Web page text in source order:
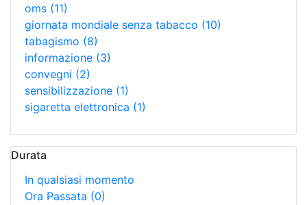
oms (11)
giornata mondiale senza tabacco (10)
tabagismo (8)
informazione (3)
convegni (2)
sensibilizzazione (1)
sigaretta elettronica (1)
Durata
In qualsiasi momento
Ora Passata (0)